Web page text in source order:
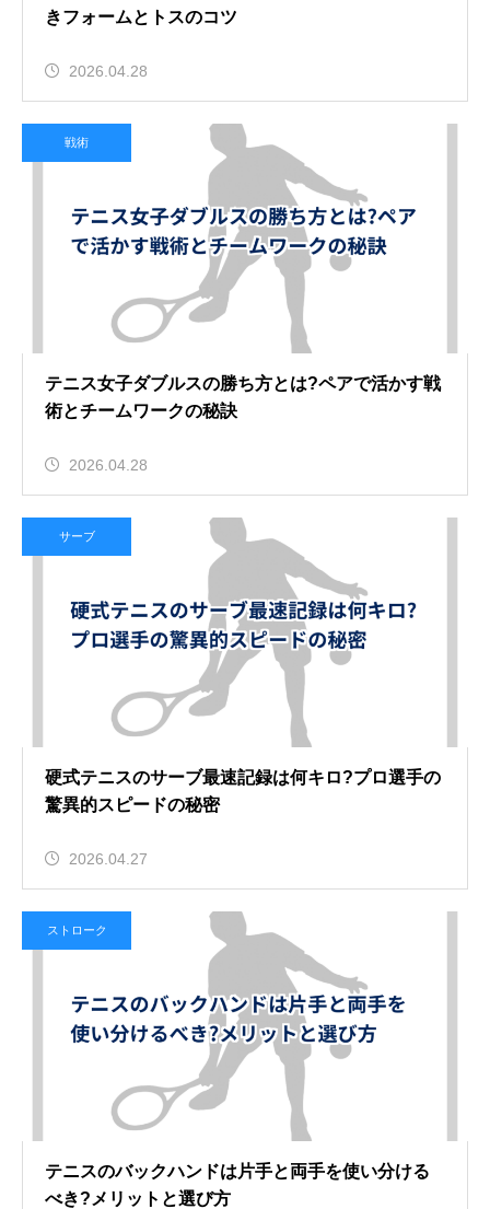
きフォームとトスのコツ
2026.04.28
戦術
テニス女子ダブルスの勝ち方とは?ペアで活かす戦
術とチームワークの秘訣
2026.04.28
サーブ
硬式テニスのサーブ最速記録は何キロ?プロ選手の
驚異的スピードの秘密
2026.04.27
ストローク
テニスのバックハンドは片手と両手を使い分ける
べき?メリットと選び方